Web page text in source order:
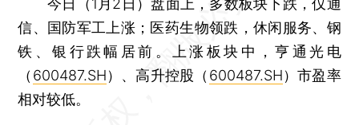
信、国防军工上涨；医药生物领跌，休闲服务、钢
铁、银行跌幅居前。上涨板块中，亨通光电
（ 600487.SH）、高升控股（ 600487.SH）市盈率
相对较低。